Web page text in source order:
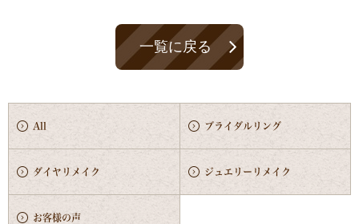
一覧に戻る
All ブライダルリング
ダイヤリメイク ジュエリーリメイク
お客様の声